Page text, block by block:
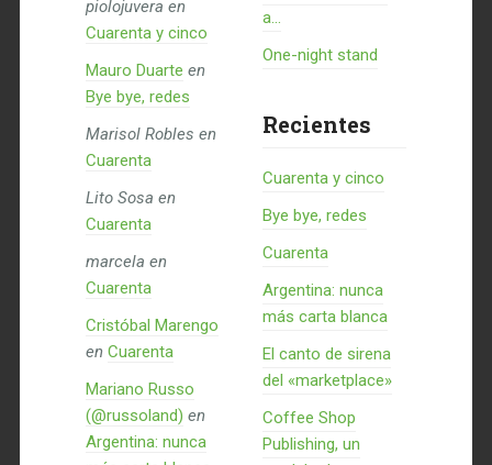
piolojuvera en
Cuarenta y cinco
Mauro Duarte en
Bye bye, redes
Marisol Robles en
Cuarenta
Lito Sosa en
Cuarenta
marcela en
Cuarenta
Cristóbal Marengo
en Cuarenta
Mariano Russo
(@russoland) en
Argentina: nunca
a...
One-night stand
Recientes
Cuarenta y cinco
Bye bye, redes
Cuarenta
Argentina: nunca
más carta blanca
El canto de sirena
del «marketplace»
Coffee Shop
Publishing, un